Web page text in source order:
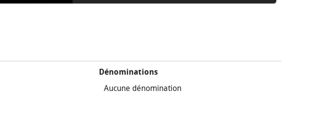
Dénominations
Aucune dénomination